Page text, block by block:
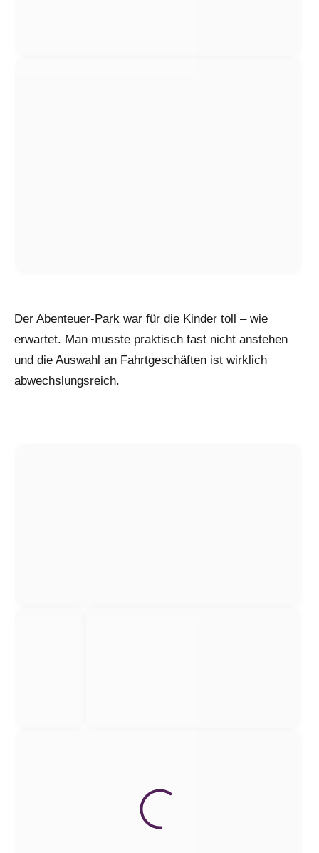
Der Abenteuer-Park war für die Kinder toll – wie
erwartet. Man musste praktisch fast nicht anstehen
und die Auswahl an Fahrtgeschäften ist wirklich
abwechslungsreich.